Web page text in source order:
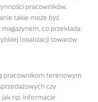
pracowników,
takie może być
co przekłada
lokalizacji towarów
pracownikom terenowym
czy
np. informacje